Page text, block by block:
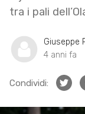
tra i pali
Giuseppe
4 anni fa
Condividi: